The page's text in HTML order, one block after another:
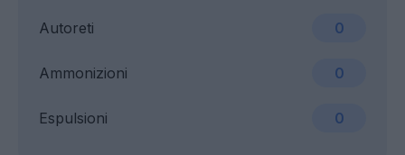
Ammonizioni 0
Espulsioni 0
Autoreti 0